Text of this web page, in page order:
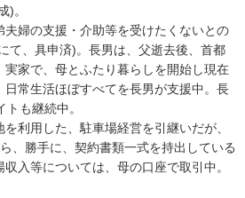
)。
夫婦の支援・介助等を受けたくないとの
て、具申済)。長男は、父逝去後、首都
実家で、母とふたり暮らしを開始し現在
日常生活ほぼすべてを長男が支援中。長
も継続中。
利用した、駐車場経営を引継いだが、
、勝手に、契約書類一式を持出している
入等については、母の口座で取引中。